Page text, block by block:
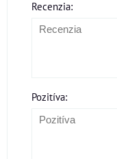
Recenzia:
Pozitíva: